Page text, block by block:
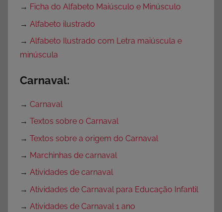
→ Ficha do Alfabeto Maiúsculo e Minúsculo
→ Alfabeto ilustrado
→ Alfabeto Ilustrado com Letra maiúscula e
minúscula
Carnaval:
→ Carnaval
→ Textos sobre o Carnaval
→ Textos sobre a origem do Carnaval
→ Marchinhas de carnaval
→ Atividades de carnaval
→ Atividades de Carnaval para Educação Infantil
→ Atividades de Carnaval 1 ano